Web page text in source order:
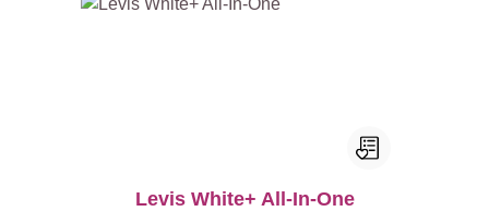
Levis White+ All-In-One